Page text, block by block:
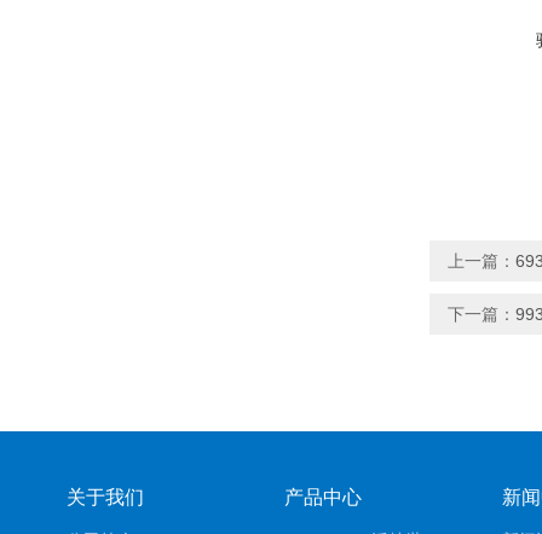
上一篇：
下一篇：
关于我们 产品中心 新